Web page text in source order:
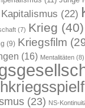
Kapitalismus (22)
(7) Krieg (40)
(9) Kriegsfilm
(16) Mentalitäten (8)
(23) NS-